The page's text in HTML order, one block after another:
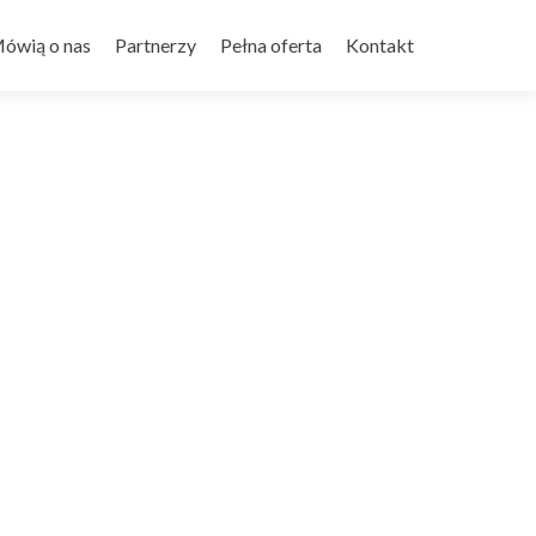
o nas Partnerzy Pełna oferta Kontakt